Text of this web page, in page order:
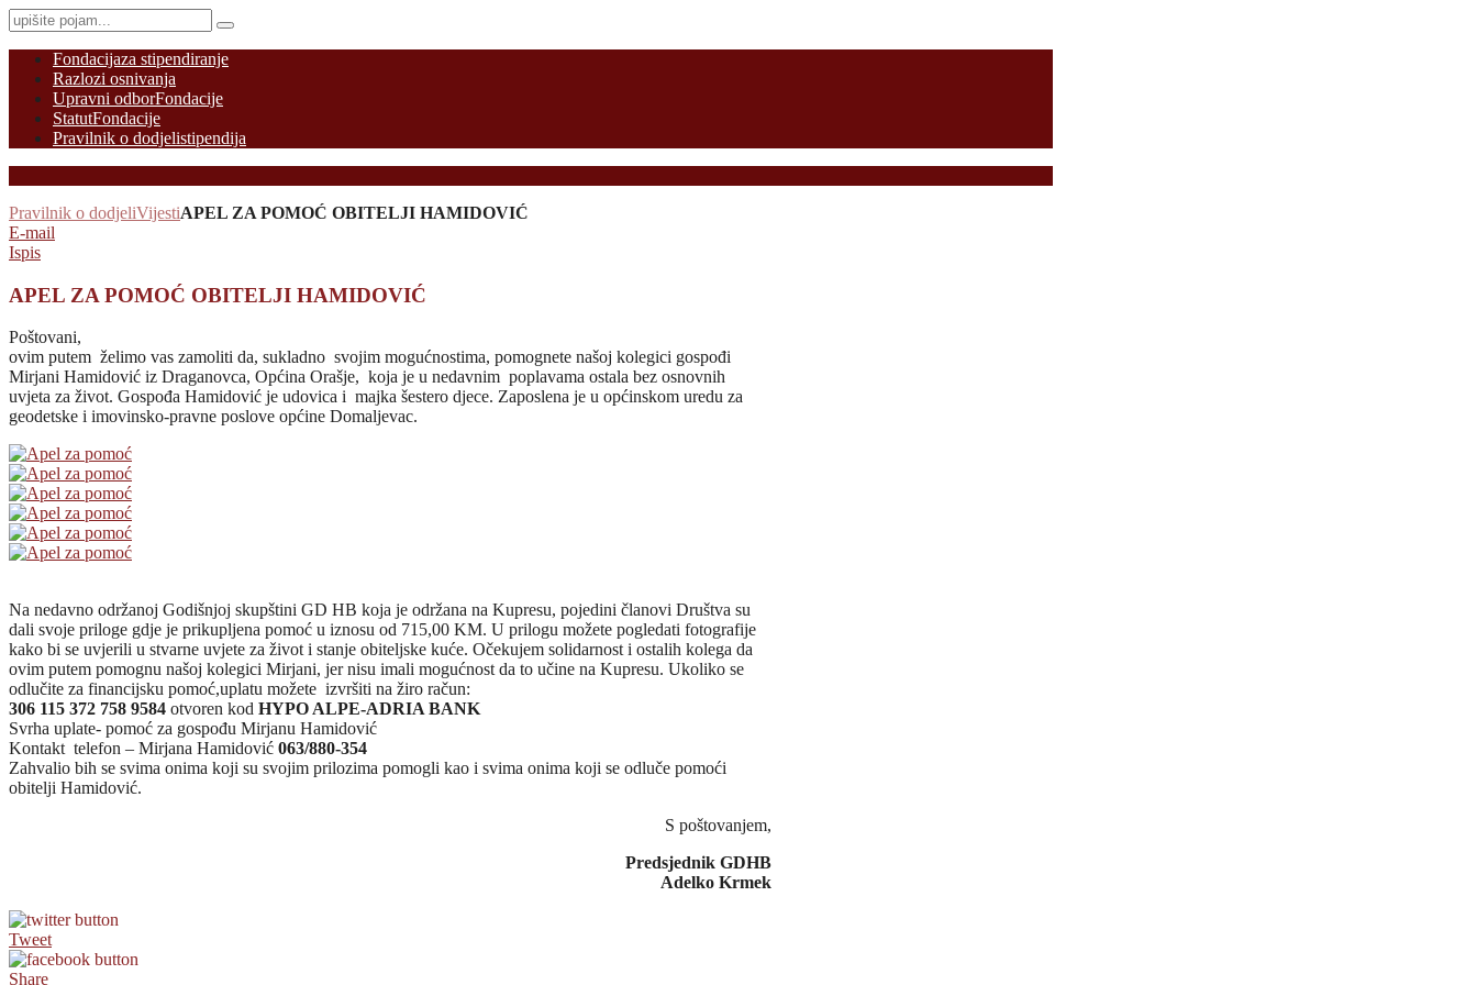
Fondacijaza stipendiranje
Razlozi osnivanja
Upravni odborFondacije
StatutFondacije
Pravilnik o dodjelistipendija
Pravilnik o dodjeliVijestiAPEL ZA POMOĆ OBITELJI HAMIDOVIĆ
E-mail
Ispis
APEL ZA POMOĆ OBITELJI HAMIDOVIĆ
Poštovani,
ovim putem želimo vas zamoliti da, sukladno svojim mogućnostima, pomognete našoj kolegici gospođi
Mirjani Hamidović iz Draganovca, Općina Orašje, koja je u nedavnim poplavama ostala bez osnovnih
uvjeta za život. Gospođa Hamidović je udovica i majka šestero djece. Zaposlena je u općinskom uredu za
geodetske i imovinsko-pravne poslove općine Domaljevac.
Na nedavno održanoj Godišnjoj skupštini GD HB koja je održana na Kupresu, pojedini članovi Društva su
dali svoje priloge gdje je prikupljena pomoć u iznosu od 715,00 KM. U prilogu možete pogledati fotografije
kako bi se uvjerili u stvarne uvjete za život i stanje obiteljske kuće. Očekujem solidarnost i ostalih kolega da
ovim putem pomognu našoj kolegici Mirjani, jer nisu imali mogućnost da to učine na Kupresu. Ukoliko se
odlučite za financijsku pomoć,uplatu možete izvršiti na žiro račun:
306 115 372 758 9584 otvoren kod HYPO ALPE-ADRIA BANK
Svrha uplate- pomoć za gospođu Mirjanu Hamidović
Kontakt telefon – Mirjana Hamidović 063/880-354
Zahvalio bih se svima onima koji su svojim prilozima pomogli kao i svima onima koji se odluče pomoći
obitelji Hamidović.
S poštovanjem,
Predsjednik GDHB
Adelko Krmek
Tweet
Share